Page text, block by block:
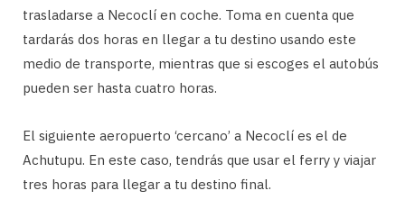
trasladarse a Necoclí en coche. Toma en cuenta que
tardarás dos horas en llegar a tu destino usando este
medio de transporte, mientras que si escoges el autobús
pueden ser hasta cuatro horas.
El siguiente aeropuerto ‘cercano’ a Necoclí es el de
Achutupu. En este caso, tendrás que usar el ferry y viajar
tres horas para llegar a tu destino final.